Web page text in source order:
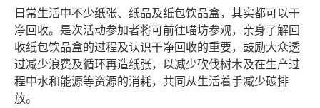
日常生活中不少纸张、纸品及纸包饮品盒，其实都可以干
净回收。是次活动参加者将可前往喵坊参观，亲身了解回
收纸包饮品盒的过程及认识干净回收的重要，鼓励大众透
过减少浪费及循环再造纸张，以减少砍伐树木及在生产过
程中水和能源等资源的消耗，共同从生活着手减少碳排
放。